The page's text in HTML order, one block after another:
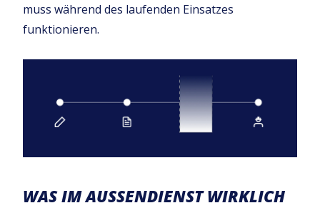
muss während des laufenden Einsatzes
funktionieren.
WAS IM AUSSENDIENST WIRKLICH E